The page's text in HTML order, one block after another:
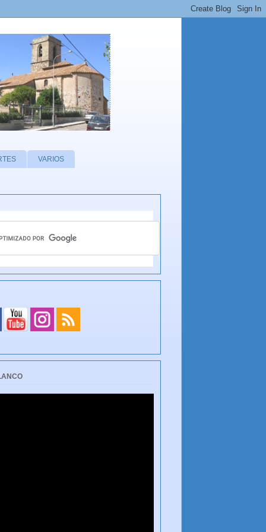
VARIOS